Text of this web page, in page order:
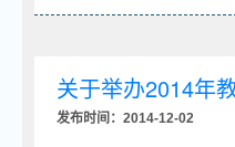
关于举办2014年
发布时间：2014-12-02